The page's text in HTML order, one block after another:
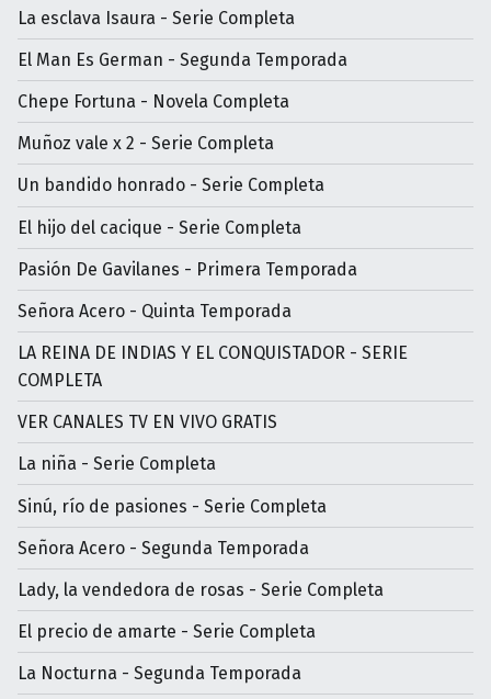
La esclava Isaura - Serie Completa
El Man Es German - Segunda Temporada
Chepe Fortuna - Novela Completa
Muñoz vale x 2 - Serie Completa
Un bandido honrado - Serie Completa
El hijo del cacique - Serie Completa
Pasión De Gavilanes - Primera Temporada
Señora Acero - Quinta Temporada
LA REINA DE INDIAS Y EL CONQUISTADOR - SERIE
COMPLETA
VER CANALES TV EN VIVO GRATIS
La niña - Serie Completa
Sinú, río de pasiones - Serie Completa
Señora Acero - Segunda Temporada
Lady, la vendedora de rosas - Serie Completa
El precio de amarte - Serie Completa
La Nocturna - Segunda Temporada